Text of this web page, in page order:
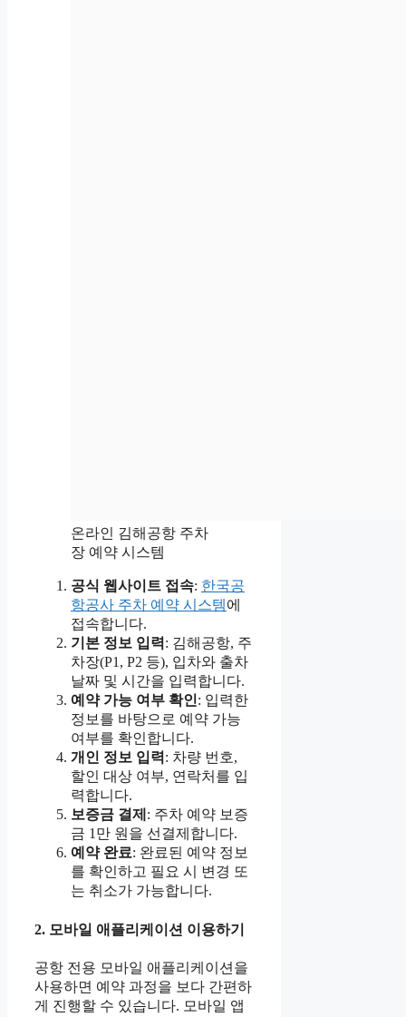
온라인 김해공항 주차
장 예약 시스템
공식 웹사이트 접속: 한국공
항공사 주차 예약 시스템에
접속합니다.
기본 정보 입력 : 김해공항, 주
차장(P1, P2 등), 입차와 출차
날짜 및 시간을 입력합니다.
예약 가능 여부 확인: 입력한
정보를 바탕으로 예약 가능
여부를 확인합니다.
개인 정보 입력 : 차량 번호,
할인 대상 여부, 연락처를 입
력합니다.
보증금 결제 : 주차 예약 보증
금 1만 원을 선결제합니다.
예약 완료: 완료된 예약 정보
를 확인하고 필요 시 변경 또
는 취소가 가능합니다.
2. 모바일 애플리케이션 이용하기
공항 전용 모바일 애플리케이션을
사용하면 예약 과정을 보다 간편하
게 진행할 수 있습니다. 모바일 앱